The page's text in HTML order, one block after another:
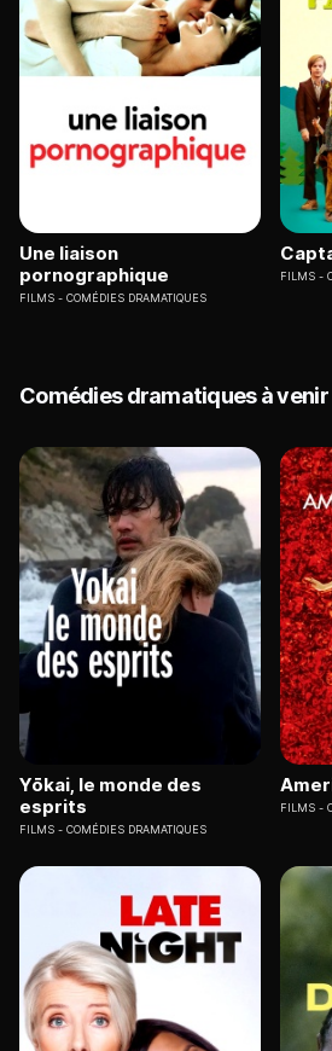
Une liaison
pornographique
FILMS COMÉDIES DRAMATIQUES
FILMS
Comédies dramatiques à venir
Yōkai, le monde des
esprits
FILMS COMÉDIES DRAMATIQUES
FILMS